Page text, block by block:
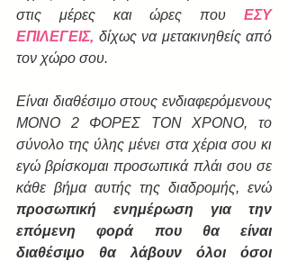
στις μέρες και ώρες που ΕΣΥ
ΕΠΙΛΕΓΕΙΣ, δίχως να μετακινηθείς από
τον χώρο σου.
Είναι διαθέσιμο στους ενδιαφερόμενους
ΜΟΝΟ 2 ΦΟΡΕΣ ΤΟΝ ΧΡΟΝΟ, το
σύνολο της ύλης μένει στα χέρια σου κι
εγώ βρίσκομαι προσωπικά πλάι σου σε
προσωπική ενημέρωση για την
επόμενη φορά που θα είναι
διαθέσιμο θα λάβουν όλοι όσοι